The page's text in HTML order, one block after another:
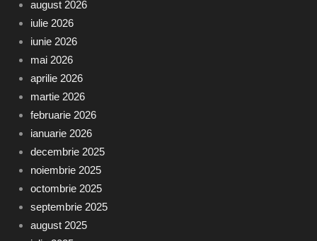
august 2026
iulie 2026
iunie 2026
mai 2026
aprilie 2026
martie 2026
februarie 2026
ianuarie 2026
decembrie 2025
noiembrie 2025
octombrie 2025
septembrie 2025
august 2025